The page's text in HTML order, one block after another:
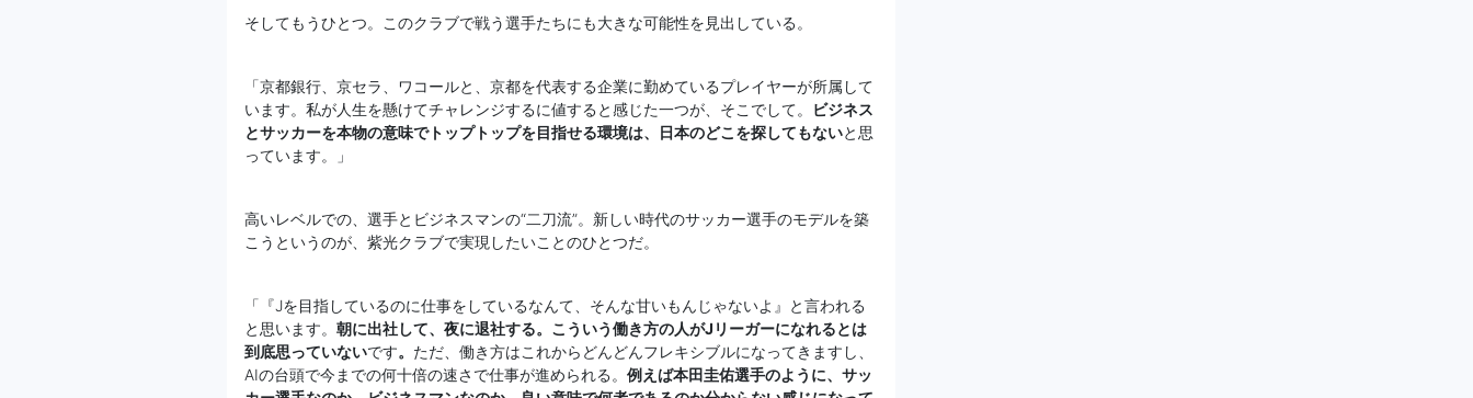
そしてもうひとつ。このクラブで戦う選手たちにも大きな可能性を見出している。
「京都銀行、京セラ、ワコールと、京都を代表する企業に勤めているプレイヤーが所属して
います。私が人生を懸けてチャレンジするに値すると感じた一つが、そこでして。
ビジネス
とサッカーを本物の意味でトップトップを目指せる環境は、日本のどこを探してもないと思
っています。」
高いレベルでの、選手とビジネスマンの“二刀流”。新しい時代のサッカー選手のモデルを築
こうというのが、紫光クラブで実現したいことのひとつだ。
「『Jを目指しているのに仕事をしているなんて、そんな甘いもんじゃないよ』と言われる
と思います。 朝に出社して、夜に退社する。こういう働き方の人がJリーガーになれるとは
到底思っていないです。 ただ、働き方はこれからどんどんフレキシブルになってきますし、
AIの台頭で今までの何十倍の速さで仕事が進められる。 例えば本田圭佑選手のように、サッ